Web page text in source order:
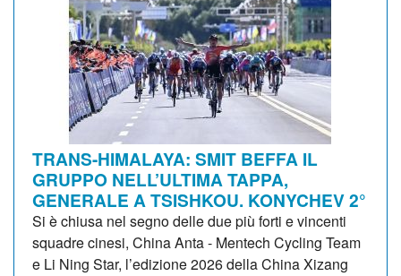
TRANS-HIMALAYA: SMIT BEFFA IL
GRUPPO NELL’ULTIMA TAPPA,
GENERALE A TSISHKOU. KONYCHEV 2°
Si è chiusa nel segno delle due più forti e vincenti
squadre cinesi, China Anta - Mentech Cycling Team
e Li Ning Star, l’edizione 2026 della China Xizang